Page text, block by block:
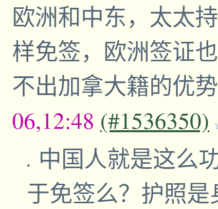
欧洲和中东，太太
样免签，欧洲签证
不出加拿大籍的优
06,12:48 (#1536350)
中国人就是这么
于免签么？护照